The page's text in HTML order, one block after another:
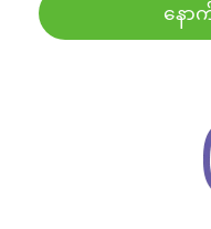
နော